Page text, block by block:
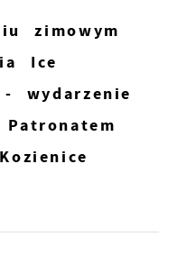
zimowym
Ice
wydarzenie